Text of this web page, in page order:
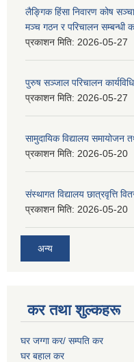
लैङ्गिक हिंसा निवारण कोष
मञ्च गठन र परिचालन सम्बन्धी
प्रकाशन मिति: 2026-05-27
पुरुष सञ्जाल परिचालन
प्रकाशन मिति: 2026-05-27
सामुदायिक विद्यालय समायोजन
प्रकाशन मिति: 2026-05-20
संस्थागत विद्यालय छात्रवृत्ति
प्रकाशन मिति: 2026-05-20
अन्य
कर तथा शुल्कहरू
घर जग्गा कर/ सम्पति कर
घर बहाल कर